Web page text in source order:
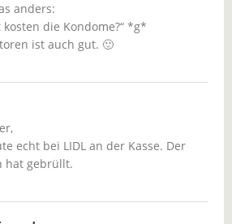
anders:
kosten die Kondome?“ *g*
ist auch gut. 🙂
echt bei LIDL an der Kasse. Der
hat gebrüllt.